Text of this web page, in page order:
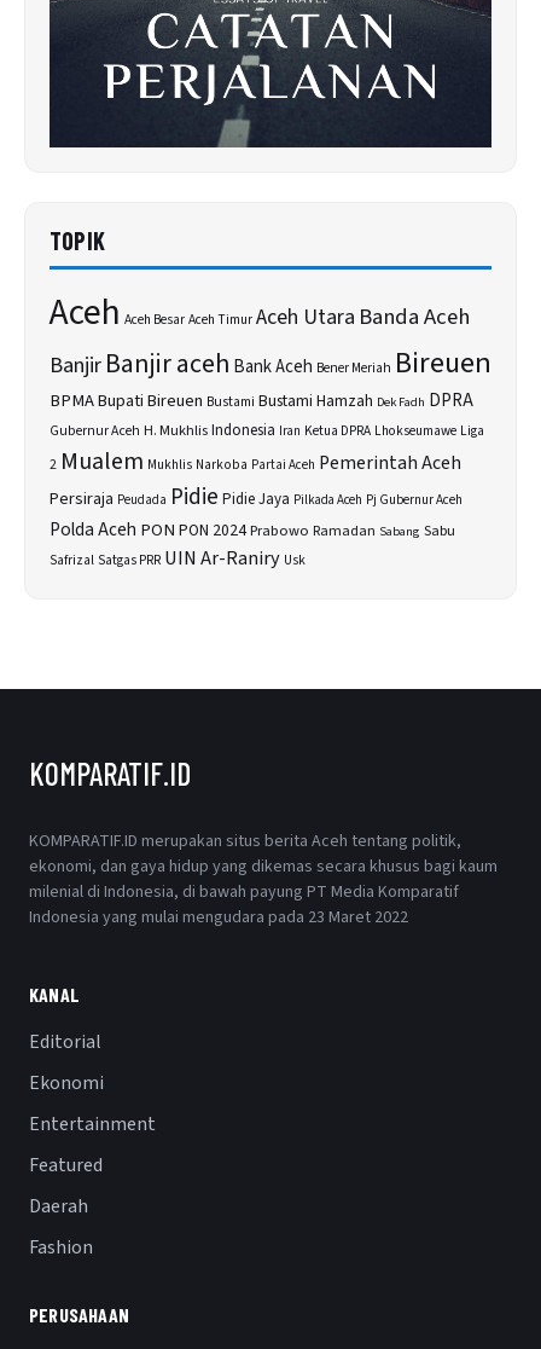
TOPIK
Aceh Aceh BesarAceh TimurAceh Utara Banda Aceh
BanjirBanjir aceh Bank Aceh Bener Meriah Bireuen
BPMABupati Bireuen Bustami Bustami Hamzah Dek Fadh DPRA
Gubernur Aceh H. MukhlisIndonesia Iran Ketua DPRA Lhokseumawe Liga
2 Mualem Mukhlis Narkoba Partai Aceh Pemerintah Aceh
Persiraja Peudada Pidie Pidie Jaya Pilkada Aceh Pj Gubernur Aceh
Polda Aceh PON PON 2024Prabowo Ramadan Sabang Sabu
SafrizalSatgas PRR UIN Ar-Raniry Usk
KOMPARATIF.ID
KOMPARATIF.ID merupakan situs berita Aceh tentang politik,
ekonomi, dan gaya hidup yang dikemas secara khusus bagi kaum
milenial di Indonesia, di bawah payung PT Media Komparatif
Indonesia yang mulai mengudara pada 23 Maret 2022
KANAL
Editorial
Ekonomi
Entertainment
Featured
Daerah
Fashion
PERUSAHAAN